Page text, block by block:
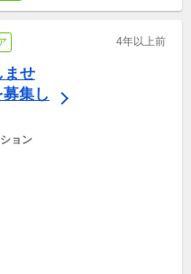
4年以上前
ませ
集し
ョン